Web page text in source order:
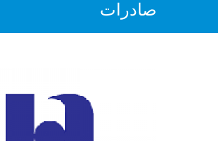
صادرات